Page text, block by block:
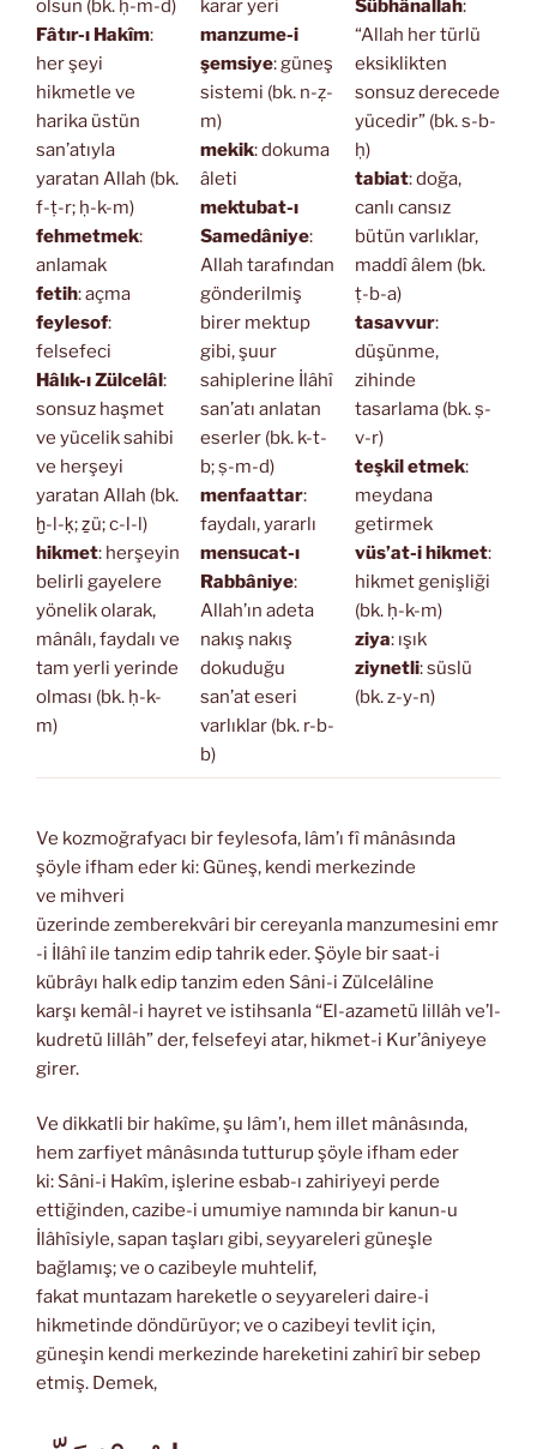
olsun (bk. ḥ-m-d)
Fâtır-ı Hakîm:
her şeyi
hikmetle ve
harika üstün
san’atıyla
yaratan Allah (bk.
f-ṭ-r; ḥ-k-m)
fehmetmek:
anlamak
fetih: açma
feylesof:
felsefeci
Hâlık-ı Zülcelâl:
sonsuz haşmet
ve yücelik sahibi
ve herşeyi
yaratan Allah (bk.
ḫ-l-ḳ; ẕü; c-l-l)
hikmet: herşeyin
belirli gayelere
yönelik olarak,
mânâlı, faydalı ve
tam yerli yerinde
olması (bk. ḥ-k-
m)
karar yeri
manzume-i
şemsiye: güneş
sistemi (bk. n-ẓ-
m)
mekik: dokuma
âleti
mektubat-ı
Samedâniye:
Allah tarafından
gönderilmiş
birer mektup
gibi, şuur
sahiplerine İlâhî
san’atı anlatan
eserler (bk. k-t-
b; ṣ-m-d)
menfaattar:
faydalı, yararlı
mensucat-ı
Rabbâniye:
Allah’ın adeta
nakış nakış
dokuduğu
san’at eseri
varlıklar (bk. r-b-
b)
Sübhânallah:
“Allah her türlü
eksiklikten
sonsuz derecede
yücedir” (bk. s-b-
ḥ)
tabiat: doğa,
canlı cansız
bütün varlıklar,
maddî âlem (bk.
ṭ-b-a)
tasavvur:
düşünme,
zihinde
tasarlama (bk. ṣ-
v-r)
teşkil etmek:
meydana
getirmek
vüs’at-i hikmet:
hikmet genişliği
(bk. ḥ-k-m)
ziya: ışık
ziynetli: süslü
(bk. z-y-n)
Ve kozmoğrafyacı bir feylesofa, lâm’ı fî mânâsında
şöyle ifham eder ki: Güneş, kendi merkezinde
ve mihveri
üzerinde zemberekvâri bir cereyanla manzumesini emr
-i İlâhî ile tanzim edip tahrik eder. Şöyle bir saat-i
kübrâyı halk edip tanzim eden Sâni-i Zülcelâline
karşı kemâl-i hayret ve istihsanla “El-azametü lillâh ve’l-
kudretü lillâh” der, felsefeyi atar, hikmet-i Kur’âniyeye
girer.
Ve dikkatli bir hakîme, şu lâm’ı, hem illet mânâsında,
hem zarfiyet mânâsında tutturup şöyle ifham eder
ki: Sâni-i Hakîm, işlerine esbab-ı zahiriyeyi perde
ettiğinden, cazibe-i umumiye namında bir kanun-u
İlâhîsiyle, sapan taşları gibi, seyyareleri güneşle
bağlamış; ve o cazibeyle muhtelif,
fakat muntazam hareketle o seyyareleri daire-i
hikmetinde döndürüyor; ve o cazibeyi tevlit için,
güneşin kendi merkezinde hareketini zahirî bir sebep
etmiş. Demek,